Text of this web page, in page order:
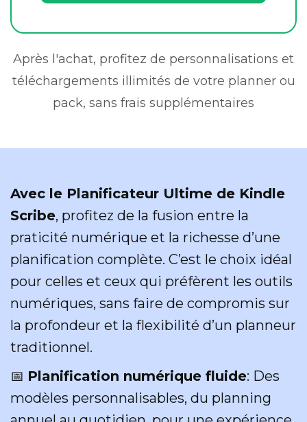
Après l'achat, profitez de personnalisations et
téléchargements illimités de votre planner ou
pack, sans frais supplémentaires
Avec le Planificateur Ultime de Kindle
Scribe, profitez de la fusion entre la
praticité numérique et la richesse d’une
planification complète. C’est le choix idéal
pour celles et ceux qui préfèrent les outils
numériques, sans faire de compromis sur
la profondeur et la flexibilité d’un planneur
traditionnel.
📅 Planification numérique fluide: Des
modèles personnalisables, du planning